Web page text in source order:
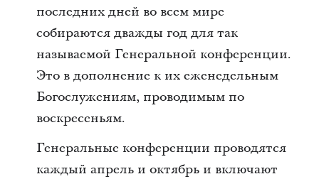
последних дней во всем мире
собираются дважды год для так
называемой Генеральной конференции.
Это в дополнение к их еженедельным
Богослужениям, проводимым по
воскресеньям.
Генеральные конференции проводятся
каждый апрель и октябрь и включают